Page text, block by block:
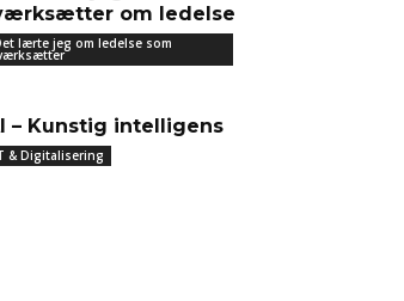
om ledelse
lærte jeg om ledelse som
– Kunstig intelligens
& Digitalisering